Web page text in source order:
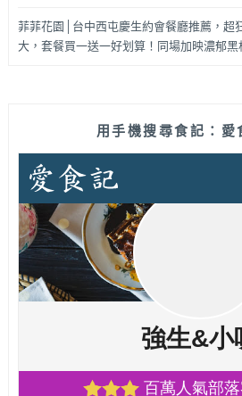
菲菲花園│台中西屯慶生約會餐廳推薦，超
大，套餐買一送一好划算！同場加映濃郁
用手機搜尋食記：